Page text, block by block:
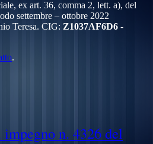
ex art. 36, comma 2, lett. a), del
settembre – ottobre 2022
Teresa. CIG: Z1037AF6D6 -
.
n. 4326 del